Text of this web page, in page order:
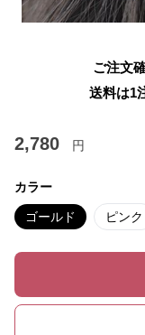
ご注文
送料は1
2,780 円
カラー
ゴールド ピンク